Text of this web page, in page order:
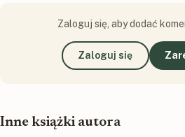
Zaloguj się, aby dodać
Zaloguj się
Inne książki autora